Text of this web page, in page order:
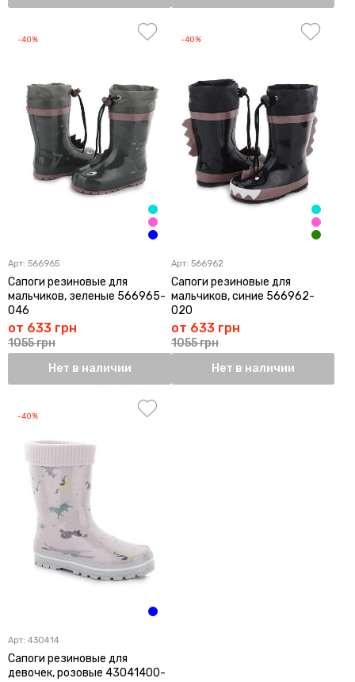
-40%
Арт: 566965
Сапоги резиновые для
мальчиков, зеленые 566965-
046
от 633 грн
1055 грн
Нет в наличии
-40%
Арт: 566962
Сапоги резиновые для
мальчиков, синие 566962-
020
от 633 грн
1055 грн
Нет в наличии
-40%
Арт: 430414
Сапоги резиновые для
девочек, розовые 43041400-